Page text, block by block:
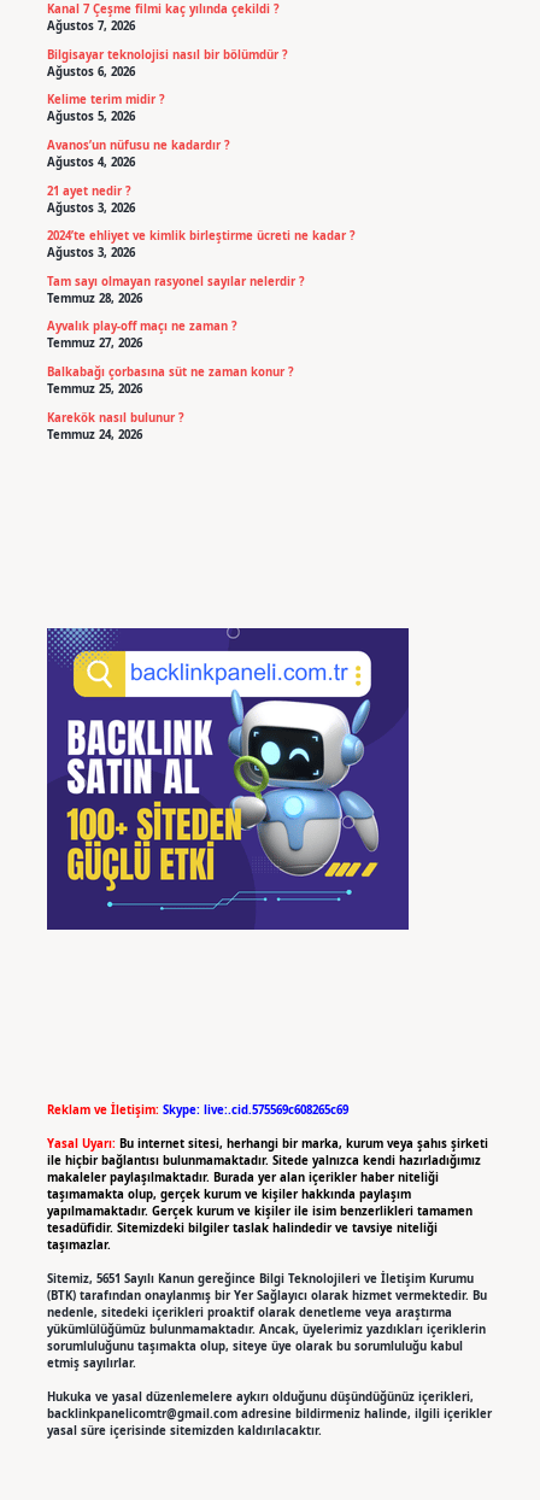
Kanal 7 Çeşme filmi kaç yılında çekildi ?
Ağustos 7, 2026
Bilgisayar teknolojisi nasıl bir bölümdür ?
Ağustos 6, 2026
Kelime terim midir ?
Ağustos 5, 2026
Avanos’un nüfusu ne kadardır ?
Ağustos 4, 2026
21 ayet nedir ?
Ağustos 3, 2026
2024’te ehliyet ve kimlik birleştirme ücreti ne kadar ?
Ağustos 3, 2026
Tam sayı olmayan rasyonel sayılar nelerdir ?
Temmuz 28, 2026
Ayvalık play-off maçı ne zaman ?
Temmuz 27, 2026
Balkabağı çorbasına süt ne zaman konur ?
Temmuz 25, 2026
Karekök nasıl bulunur ?
Temmuz 24, 2026
Reklam ve İletişim: Skype: live:.cid.575569c608265c69
Yasal Uyarı: Bu internet sitesi, herhangi bir marka, kurum veya şahıs şirketi
ile hiçbir bağlantısı bulunmamaktadır. Sitede yalnızca kendi hazırladığımız
makaleler paylaşılmaktadır. Burada yer alan içerikler haber niteliği
taşımamakta olup, gerçek kurum ve kişiler hakkında paylaşım
yapılmamaktadır. Gerçek kurum ve kişiler ile isim benzerlikleri tamamen
tesadüfidir. Sitemizdeki bilgiler taslak halindedir ve tavsiye niteliği
taşımazlar.
Sitemiz, 5651 Sayılı Kanun gereğince Bilgi Teknolojileri ve İletişim Kurumu
(BTK) tarafından onaylanmış bir Yer Sağlayıcı olarak hizmet vermektedir. Bu
nedenle, sitedeki içerikleri proaktif olarak denetleme veya araştırma
yükümlülüğümüz bulunmamaktadır. Ancak, üyelerimiz yazdıkları içeriklerin
sorumluluğunu taşımakta olup, siteye üye olarak bu sorumluluğu kabul
etmiş sayılırlar.
Hukuka ve yasal düzenlemelere aykırı olduğunu düşündüğünüz içerikleri,
backlinkpanelicomtr@gmail.comadresine bildirmeniz halinde, ilgili içerikler
yasal süre içerisinde sitemizden kaldırılacaktır.